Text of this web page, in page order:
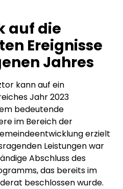
auf die
Ereignisse
Jahres
kann auf ein
Jahr 2023
bedeutende
im Bereich der
erzielt
Leistungen war
Abschluss des
das bereits im
beschlossen wurde.